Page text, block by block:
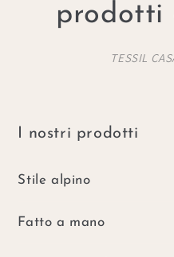
prodotti
TESSIL
I nostri prodotti
Stile alpino
Fatto a mano